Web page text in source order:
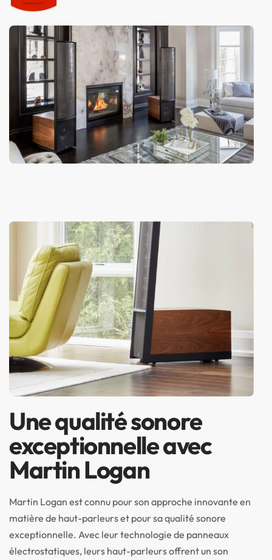
Une qualité sonore
exceptionnelle avec
Martin Logan
Martin Logan est connu pour son approche innovante en
matière de haut-parleurs et pour sa qualité sonore
exceptionnelle. Avec leur technologie de panneaux
électrostatiques, leurs haut-parleurs offrent un son